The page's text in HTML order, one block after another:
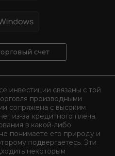
счет
инвестиции связаны с той
производными
сопряжена с высоким
из-за кредитного плеча.
в какой-либо
понимаете его природу и
подвергаетесь. Эти
некоторым